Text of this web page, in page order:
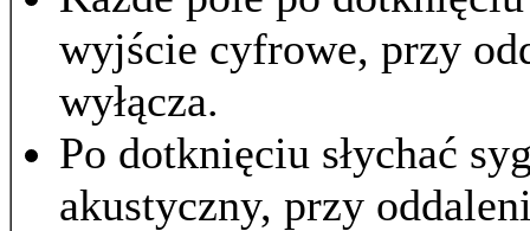
wyjście cyfrowe, przy
wyłącza.
Po dotknięciu słychać
akustyczny, przy